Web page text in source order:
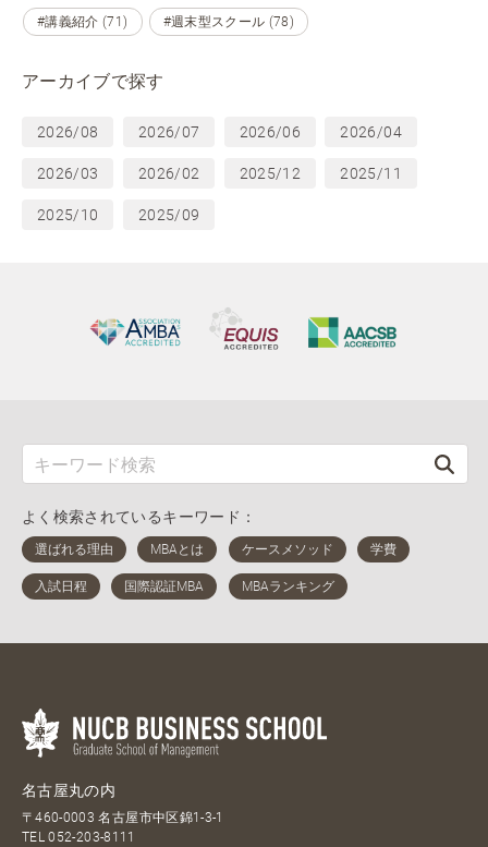
#講義紹介 (71) #週末型スクール (78)
アーカイブで探す
2026/08 2026/07 2026/06 2026/04
2026/03 2026/02 2025/12 2025/11
2025/10 2025/09
よく検索されているキーワード：
名古屋丸の内
〒460-0003 名古屋市中区錦1-3-1
TEL052-203-8111